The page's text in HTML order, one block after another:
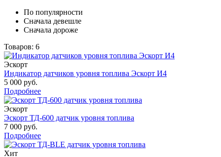
По популярности
Сначала девешле
Сначала дороже
Товаров: 6
Эскорт
Индикатор датчиков уровня топлива Эскорт И4
5 000 руб.
Подробнее
Эскорт
Эскорт ТД-600 датчик уровня топлива
7 000 руб.
Подробнее
Хит